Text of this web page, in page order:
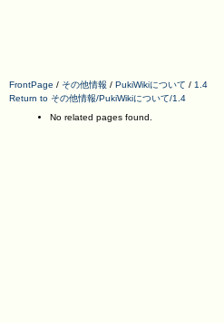
FrontPage / その他情報 / PukiWikiについて / 1.4
Return to その他情報/PukiWikiについて/1.4
No related pages found.